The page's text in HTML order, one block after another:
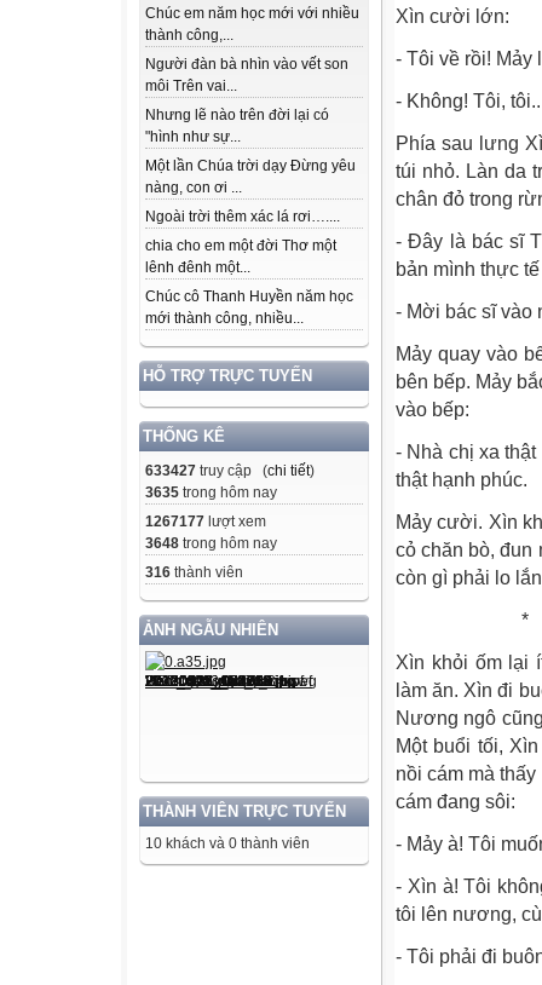
Chúc em năm học mới với nhiều
thành công,...
Người đàn bà nhìn vào vết son
môi Trên vai...
Nhưng lẽ nào trên đời lại có
"hình như sự...
Một lần Chúa trời dạy Đừng yêu
nàng, con ơi ...
Ngoài trời thêm xác lá rơi…....
chia cho em một đời Thơ một
lênh đênh một...
Chúc cô Thanh Huyền năm học
mới thành công, nhiều...
HỖ TRỢ TRỰC TUYẾN
THỐNG KÊ
633427 truy cập (chi tiết)
3635 trong hôm nay
1267177 lượt xem
3648 trong hôm nay
316 thành viên
ẢNH NGẪU NHIÊN
THÀNH VIÊN TRỰC TUYẾN
10 khách và 0 thành viên
Xìn cười lớn:
- Tôi về rồi! Mảy
- Không! Tôi,
Phía sau lưng
túi nhỏ. Làn da
chân đỏ trong
- Đây là bác sĩ
bản mình thực
- Mời bác sĩ vào
Mảy quay vào
bên bếp. Mảy
vào bếp:
- Nhà chị xa
thật hạnh phúc.
Mảy cười. Xìn
cỏ chăn bò, đun
còn gì phải lo
*
Xìn khỏi ốm lại
làm ăn. Xìn đi
Nương ngô
Một buổi tối,
nồi cám mà
cám đang sôi:
- Mảy à! Tôi
- Xìn à! Tôi
tôi lên nương,
- Tôi phải đi